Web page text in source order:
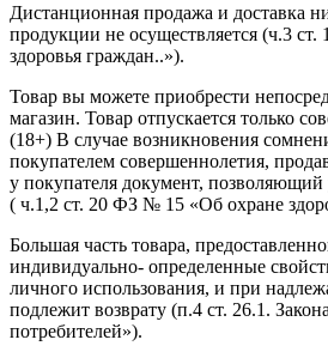
Дистанционная продажа и доставка
продукции не осуществляется (ч.3
здоровья граждан..»).
Товар вы можете приобрести
магазин. Товар отпускается только
(18+) В случае возникновения
покупателем совершеннолетия,
у покупателя документ, позволяющий
( ч.1,2 ст. 20 ФЗ № 15 «Об охране
Большая часть товара,
индивидуально- определенные
личного использования, и при
подлежит возврату (п.4 ст. 26.1.
потребителей»).